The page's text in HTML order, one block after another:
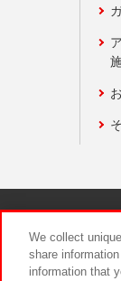
We collect
share
information that